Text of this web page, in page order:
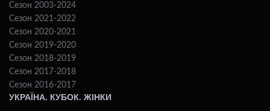
Сезон 2003-2024
Сезон 2021-2022
Сезон 2020-2021
Сезон 2019-2020
Сезон 2018-2019
Сезон 2017-2018
Сезон 2016-2017
УКРАЇНА. КУБОК. ЖІНКИ